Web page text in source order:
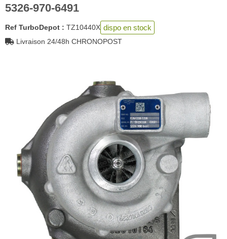
5326-970-6491
Ref TurboDepot : TZ10440X dispo en stock
Livraison 24/48h CHRONOPOST